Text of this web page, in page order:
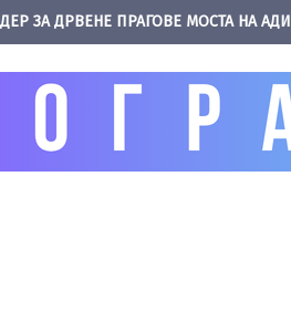
ЗА ДРВЕНЕ ПРАГОВЕ МОСТА НА АДИ